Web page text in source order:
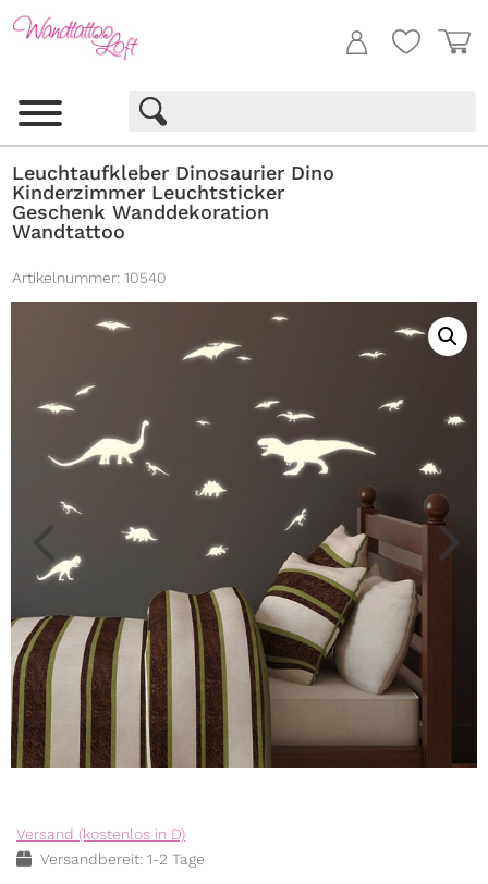
Leuchtaufkleber Dinosaurier Dino
Kinderzimmer Leuchtsticker
Geschenk Wanddekoration
Wandtattoo
Artikelnummer: 10540
Versand (kostenlos in D)
Versandbereit: 1-2 Tage